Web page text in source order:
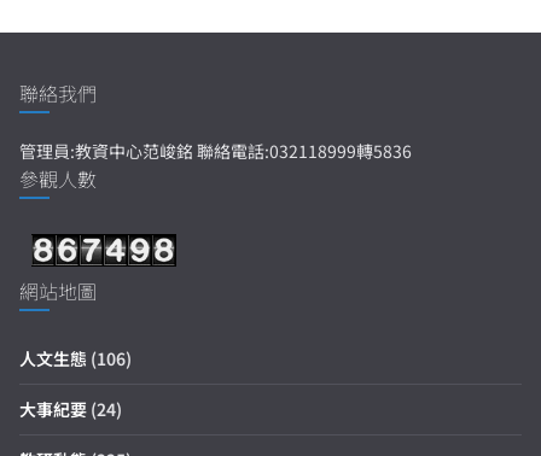
聯絡我們
管理員:教資中心范峻銘 聯絡電話:032118999轉5836
參觀人數
網站地圖
人文生態 (106)
大事紀要 (24)